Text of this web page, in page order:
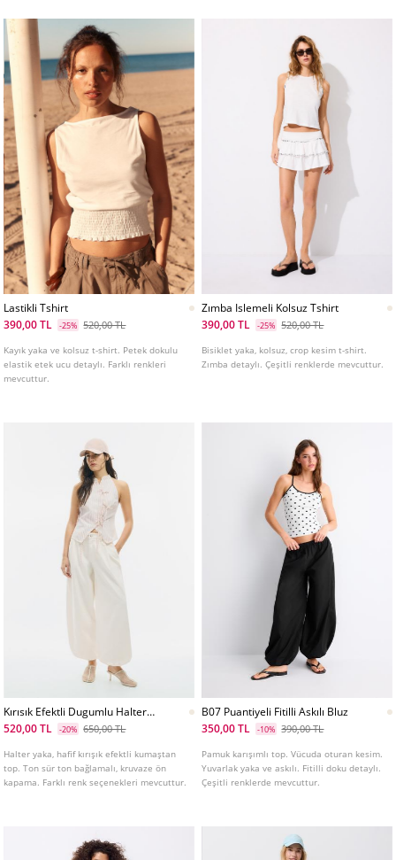
Lastikli Tshirt
390,00 TL
-25% 520,00 TL
Kayık yaka ve kolsuz t-shirt. Petek dokulu
elastik etek ucu detaylı. Farklı renkleri
mevcuttur.
Zımba Islemeli Kolsuz Tshirt
390,00 TL
-25% 520,00 TL
Bisiklet yaka, kolsuz, crop kesim t-shirt.
Zımba detaylı. Çeşitli renklerde mevcuttur.
Kırısık Efektli Dugumlu Halter
Ust
520,00 TL -20% 650,00 TL
Halter yaka, hafif kırışık efektli kumaştan
top. Ton sür ton bağlamalı, kruvaze ön
kapama. Farklı renk seçenekleri mevcuttur.
B07 Puantiyeli Fitilli Askılı Bluz
350,00 TL
-10% 390,00 TL
Pamuk karışımlı top. Vücuda oturan kesim.
Yuvarlak yaka ve askılı. Fitilli doku detaylı.
Çeşitli renklerde mevcuttur.